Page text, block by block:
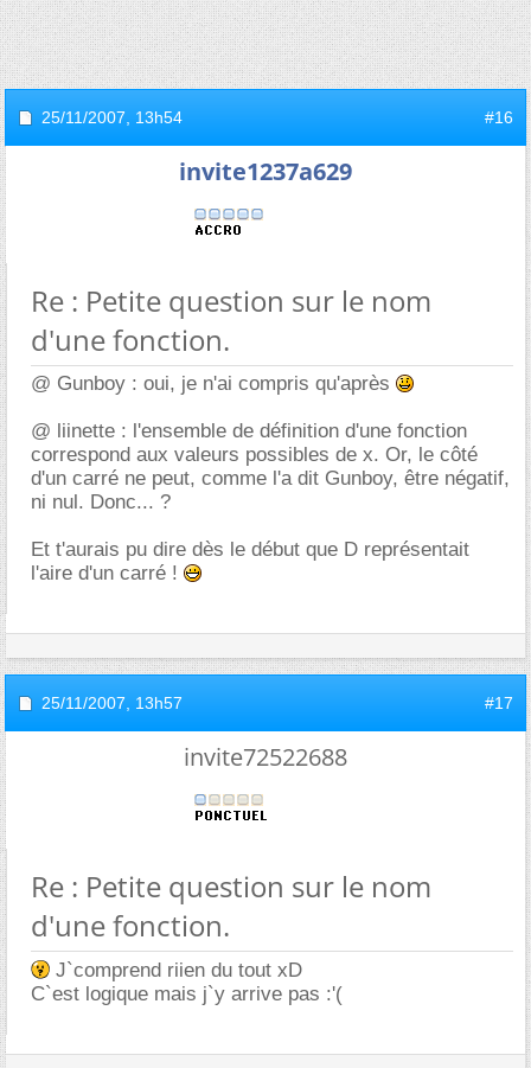
25/11/2007, 13h54 #16
invite1237a629
Re : Petite question sur le nom
d'une fonction.
@ Gunboy : oui, je n'ai compris qu'après
@ liinette : l'ensemble de définition d'une fonction
correspond aux valeurs possibles de x. Or, le côté
d'un carré ne peut, comme l'a dit Gunboy, être négatif,
ni nul. Donc... ?
Et t'aurais pu dire dès le début que D représentait
l'aire d'un carré !
25/11/2007, 13h57 #17
invite72522688
Re : Petite question sur le nom
d'une fonction.
J`comprend riien du tout xD
C`est logique mais j`y arrive pas :'(